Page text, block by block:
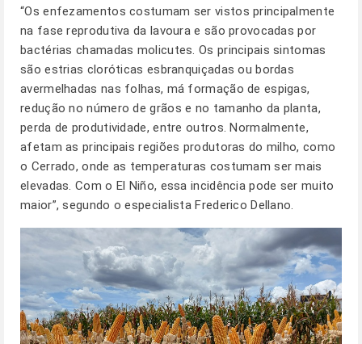
“Os enfezamentos costumam ser vistos principalmente
na fase reprodutiva da lavoura e são provocadas por
bactérias chamadas molicutes. Os principais sintomas
são estrias cloróticas esbranquiçadas ou bordas
avermelhadas nas folhas, má formação de espigas,
redução no número de grãos e no tamanho da planta,
perda de produtividade, entre outros. Normalmente,
afetam as principais regiões produtoras do milho, como
o Cerrado, onde as temperaturas costumam ser mais
elevadas. Com o El Niño, essa incidência pode ser muito
maior”, segundo o especialista Frederico Dellano.